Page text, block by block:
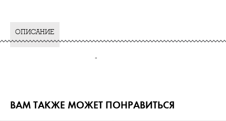
ОПИСАНИЕ
-
ВАМ ТАКЖЕ МОЖЕТ ПОНРАВИТЬСЯ